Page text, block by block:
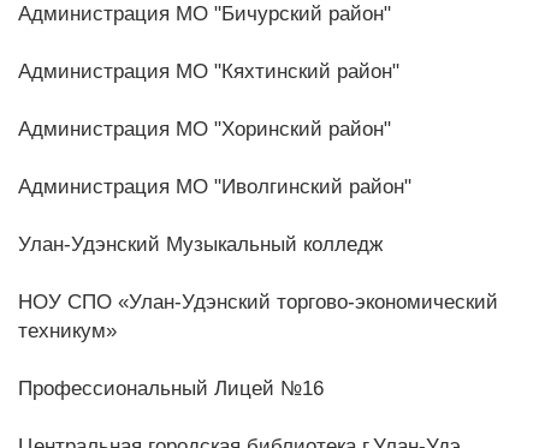
Администрация МО "Бичурский район"
Администрация МО "Кяхтинский район"
Администрация МО "Хоринский район"
Администрация МО "Иволгинский район"
Улан-Удэнский Музыкальный колледж
НОУ СПО «Улан-Удэнский торгово-экономический
техникум»
Профессиональный Лицей №16